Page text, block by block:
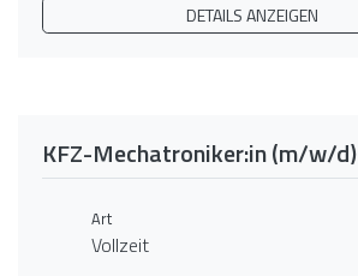
DETAILS ANZEIGEN
KFZ-Mechatroniker:in (m/w/d)
Art
Vollzeit